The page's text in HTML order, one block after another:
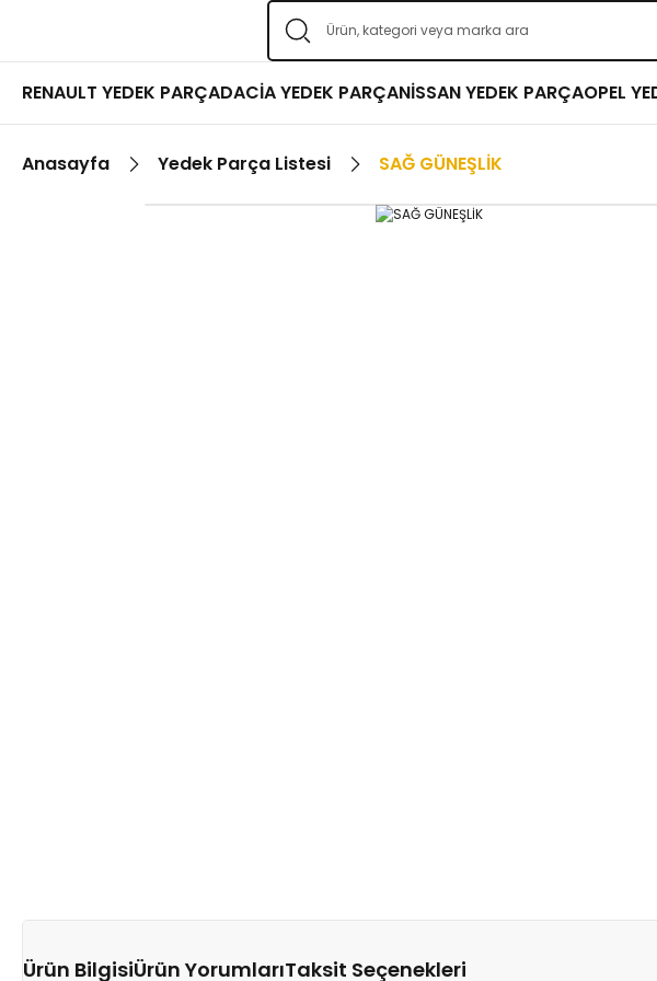
RENAULT YEDEK PARÇADACİA YEDEK PARÇANİSSAN YEDEK PARÇAOPEL
Anasayfa Yedek Parça Listesi SAĞ GÜNEŞLİK
Ürün BilgisiÜrün YorumlarıTaksit Seçenekleri